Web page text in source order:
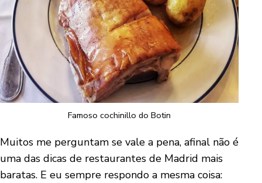
Famoso cochinillo do Botin
Muitos me perguntam se vale a pena, afinal não é
uma das dicas de restaurantes de Madrid mais
baratas. E eu sempre respondo a mesma coisa: